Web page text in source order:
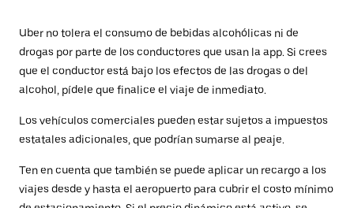
Uber no tolera el consumo de bebidas alcohólicas ni de
drogas por parte de los conductores que usan la app. Si crees
que el conductor está bajo los efectos de las drogas o del
alcohol, pídele que finalice el viaje de inmediato.
Los vehículos comerciales pueden estar sujetos a impuestos
estatales adicionales, que podrían sumarse al peaje.
Ten en cuenta que también se puede aplicar un recargo a los
viajes desde y hasta el aeropuerto para cubrir el costo mínimo